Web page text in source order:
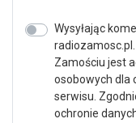
Wysyłając
Zamościu jest
osobowych dla
serwisu.
ochronie